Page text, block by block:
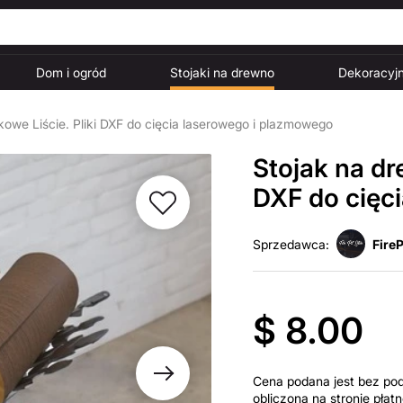
Dom i ogród Stojaki na drewno
Liście. Pliki DXF do cięcia laserowego i plazmowego
Stojak na
DXF do
Sprzedawca:
$ 8.00
Cena podana jest bez
obliczona na stronie